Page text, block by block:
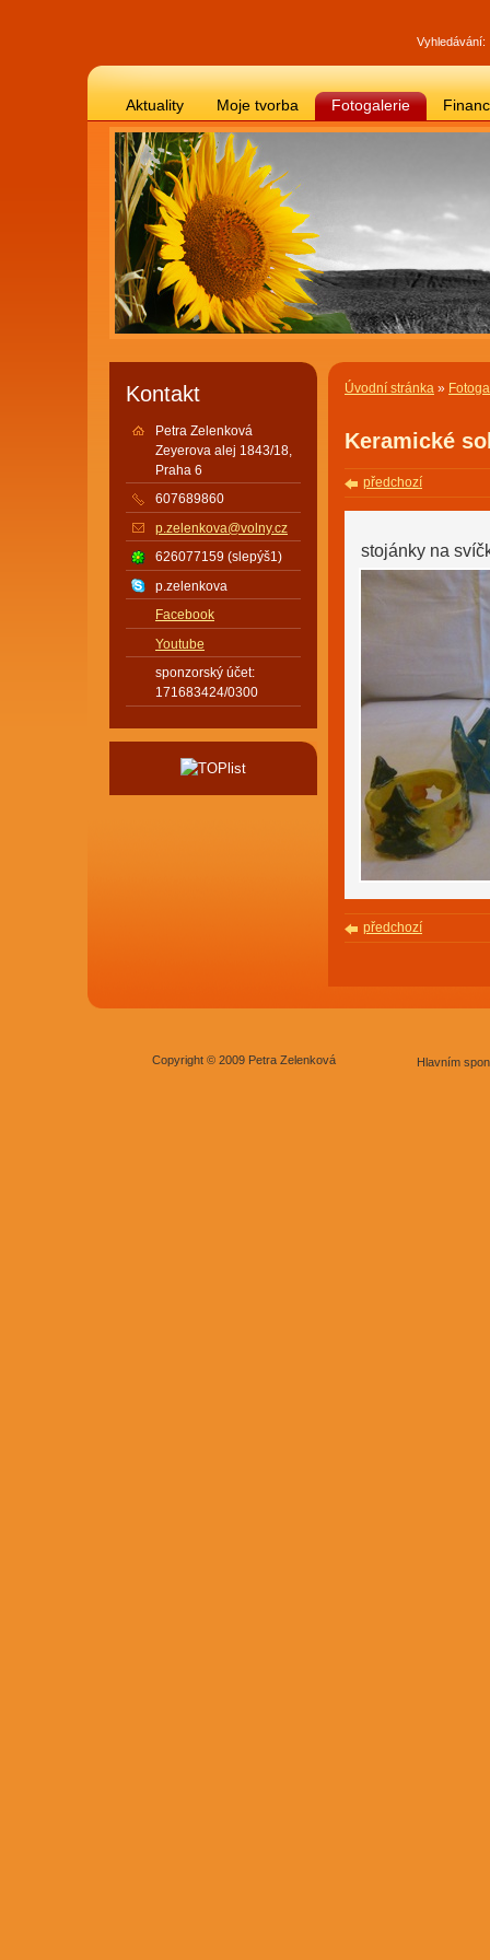
Aktuality Moje tvorba Fotogalerie
Úvodní stránka »
Keramické
předchozí
stojánky na
předchozí
Kontakt
Petra Zelenková
Zeyerova alej 1843/18,
Praha 6
607689860
p.zelenkova@volny.cz
626077159 (slepýš1)
p.zelenkova
Facebook
Youtube
sponzorský účet:
171683424/0300
Vyhledávání:
Copyright © 2009 Petra Zelenková Hlavním